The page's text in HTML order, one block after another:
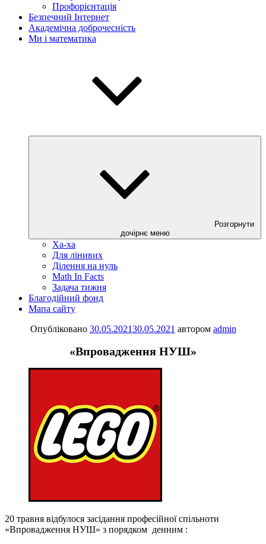
Профорієнтація
Безпечний Інтернет
Академічна доброчесність
Ми і математика
Розгорнути
дочірнє меню
Ха-ха
Для лінивих
Ділення на нуль
Math In Facts
Задача тижня
Благодійний фонд
Мапа сайту
Опубліковано 30.05.202130.05.2021 автором admin
«Впровадження НУШ»
20 травня відбулося засідання професійної спільноти
«Впровадження НУШ» з порядком денним :